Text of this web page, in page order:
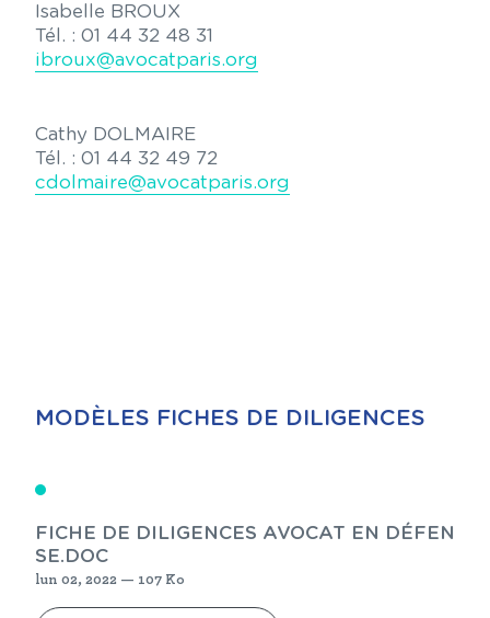
Isabelle BROUX
Tél. : 01 44 32 48 31
ibroux@avocatparis.org
Cathy DOLMAIRE
Tél. : 01 44 32 49 72
cdolmaire@avocatparis.org
MODÈLES FICHES DE DILIGENCES
FICHE DE DILIGENCES AVOCAT EN DÉFEN
SE.DOC
lun 02, 2022 — 107 Ko